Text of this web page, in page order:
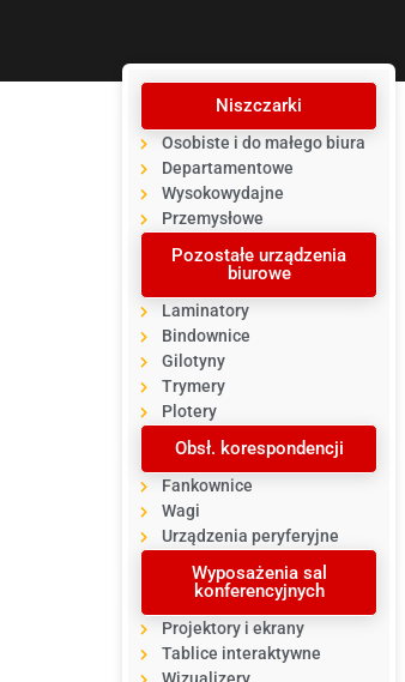
Niszczarki
Osobiste i do małego biura
Departamentowe
Wysokowydajne
Przemysłowe
Pozostałe urządzenia
biurowe
Laminatory
Bindownice
Gilotyny
Trymery
Plotery
Obsł. korespondencji
Fankownice
Wagi
Urządzenia peryferyjne
Wyposażenia sal
konferencyjnych
Projektory i ekrany
Tablice interaktywne